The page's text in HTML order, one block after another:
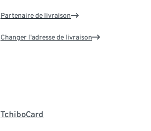
Partenaire de livraison
Changer l'adresse de livraison
TchiboCard